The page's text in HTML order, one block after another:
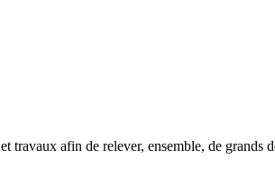
travaux afin de relever, ensemble, de grands